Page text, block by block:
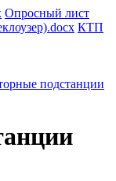
Опросный лист
КТП
подстанции